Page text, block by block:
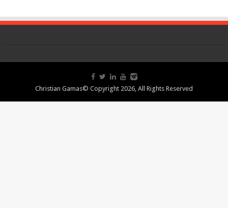
Christian Gamas© Copyright 2026, All Rights Reserved